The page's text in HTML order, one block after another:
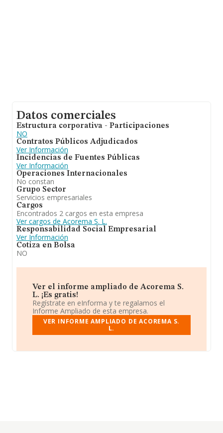
Datos comerciales
Estructura corporativa - Participaciones
NO
Contratos Públicos Adjudicados
Ver Información
Incidencias de Fuentes Públicas
Ver Información
Operaciones Internacionales
No constan
Grupo Sector
Servicios empresariales
Cargos
Encontrados 2 cargos en esta empresa
Ver cargos de Acorema S. L.
Responsabilidad Social Empresarial
Ver Información
Cotiza en Bolsa
NO
Ver el informe ampliado de Acorema S.
L. ¡Es gratis!
Regístrate en eInforma y te regalamos el
Informe Ampliado de esta empresa.
VER INFORME AMPLIADO DE ACOREMA S.
L.